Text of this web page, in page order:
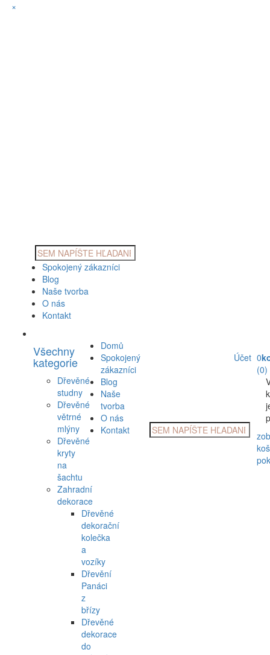
×
Products
search
Spokojený zákazníci
Blog
Naše tvorba
O nás
Kontakt
Všechny
kategorie
Dřevěné
studny
Dřevěné
větrné
mlýny
Dřevěné
kryty
na
šachtu
Zahradní
dekorace
Dřevěné
dekorační
kolečka
a
vozíky
Dřevění
Panáci
z
břízy
Dřevěné
dekorace
do
Domů
Spokojený
zákazníci
Blog
Naše
tvorba
O nás
Kontakt
Products
search
Účet 0
(0)